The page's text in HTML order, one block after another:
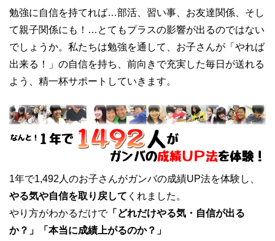
勉強に自信を持てれば…部活、習い事、お友達関係、そし
て親子関係にも！…とてもプラスの影響が出るのではない
でしょうか。私たちは勉強を通して、お子さんが「やれば
出来る！」の自信を持ち、前向きで充実した毎日が送れる
よう、精一杯サポートしていきます。
1年で1,492人のお子さんがガンバの成績UP法を体験し、
やる気や自信を取り戻して くれました。
やり方がわかるだけで「どれだけやる気・自信が出る
か？」「本当に成績上がるのか？」